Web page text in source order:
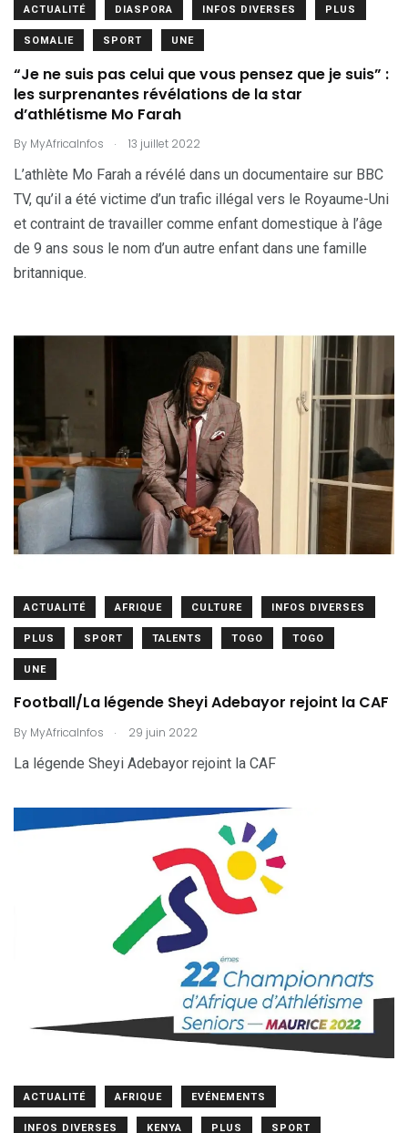
ACTUALITÉ DIASPORA INFOS DIVERSES PLUS
SOMALIE SPORT UNE
“Je ne suis pas celui que vous pensez que je suis” :
les surprenantes révélations de la star
d’athlétisme Mo Farah
By MyAfricaInfos . 13 juillet 2022
L’athlète Mo Farah a révélé dans un documentaire sur BBC
TV, qu’il a été victime d’un trafic illégal vers le Royaume-Uni
et contraint de travailler comme enfant domestique à l’âge
de 9 ans sous le nom d’un autre enfant dans une famille
britannique.
ACTUALITÉ AFRIQUE CULTURE INFOS DIVERSES
PLUS SPORT TALENTS TOGO TOGO
UNE
Football/La légende Sheyi Adebayor rejoint la CAF
By MyAfricaInfos . 29 juin 2022
La légende Sheyi Adebayor rejoint la CAF
ACTUALITÉ AFRIQUE EVÉNEMENTS
INFOS DIVERSES KENYA PLUS SPORT